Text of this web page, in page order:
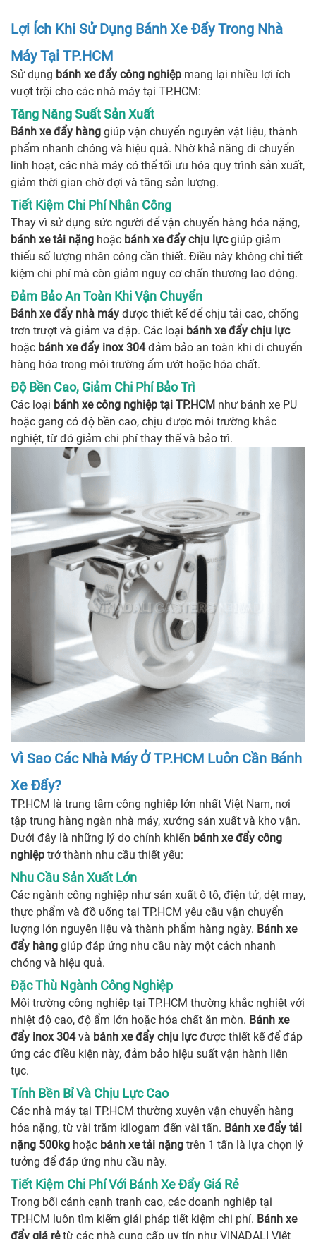
Lợi Ích Khi Sử Dụng Bánh Xe Đẩy Trong Nhà
Máy Tại TP.HCM
Sử dụng bánh xe đẩy công nghiệp mang lại nhiều lợi ích
vượt trội cho các nhà máy tại TP.HCM:
Tăng Năng Suất Sản Xuất
Bánh xe đẩy hàng giúp vận chuyển nguyên vật liệu, thành
phẩm nhanh chóng và hiệu quả. Nhờ khả năng di chuyển
linh hoạt, các nhà máy có thể tối ưu hóa quy trình sản xuất,
giảm thời gian chờ đợi và tăng sản lượng.
Tiết Kiệm Chi Phí Nhân Công
Thay vì sử dụng sức người để vận chuyển hàng hóa nặng,
bánh xe tải nặng hoặc bánh xe đẩy chịu lựcgiúp giảm
thiểu số lượng nhân công cần thiết. Điều này không chỉ tiết
kiệm chi phí mà còn giảm nguy cơ chấn thương lao động.
Đảm Bảo An Toàn Khi Vận Chuyển
Bánh xe đẩy nhà máy được thiết kế để chịu tải cao, chống
trơn trượt và giảm va đập. Các loại bánh xe đẩy chịu lực
hoặc bánh xe đẩy inox 304đảm bảo an toàn khi di chuyển
hàng hóa trong môi trường ẩm ướt hoặc hóa chất.
Độ Bền Cao, Giảm Chi Phí Bảo Trì
Các loại bánh xe công nghiệp tại TP.HCM như bánh xe PU
hoặc gang có độ bền cao, chịu được môi trường khắc
nghiệt, từ đó giảm chi phí thay thế và bảo trì.
Vì Sao Các Nhà Máy Ở TP.HCM Luôn Cần Bánh
Xe Đẩy?
TP.HCM là trung tâm công nghiệp lớn nhất Việt Nam, nơi
tập trung hàng ngàn nhà máy, xưởng sản xuất và kho vận.
Dưới đây là những lý do chính khiến bánh xe đẩy công
nghiệp trở thành nhu cầu thiết yếu:
Nhu Cầu Sản Xuất Lớn
Các ngành công nghiệp như sản xuất ô tô, điện tử, dệt may,
thực phẩm và đồ uống tại TP.HCM yêu cầu vận chuyển
lượng lớn nguyên liệu và thành phẩm hàng ngày. Bánh xe
đẩy hàng giúp đáp ứng nhu cầu này một cách nhanh
chóng và hiệu quả.
Đặc Thù Ngành Công Nghiệp
Môi trường công nghiệp tại TP.HCM thường khắc nghiệt với
nhiệt độ cao, độ ẩm lớn hoặc hóa chất ăn mòn. Bánh xe
đẩy inox 304và bánh xe đẩy chịu lựcđược thiết kế để đáp
ứng các điều kiện này, đảm bảo hiệu suất vận hành liên
tục.
Tính Bền Bỉ Và Chịu Lực Cao
Các nhà máy tại TP.HCM thường xuyên vận chuyển hàng
hóa nặng, từ vài trăm kilogam đến vài tấn. Bánh xe đẩy tải
nặng 500kg hoặc bánh xe tải nặng trên 1 tấn là lựa chọn lý
tưởng để đáp ứng nhu cầu này.
Tiết Kiệm Chi Phí Với Bánh Xe Đẩy Giá Rẻ
Trong bối cảnh cạnh tranh cao, các doanh nghiệp tại
TP.HCM luôn tìm kiếm giải pháp tiết kiệm chi phí. Bánh xe
đẩy giá rẻtừ các nhà cung cấp uy tín như VINADALI Việt